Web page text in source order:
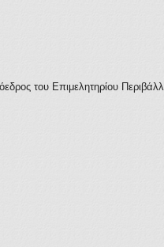
του Επιμελητηρίου